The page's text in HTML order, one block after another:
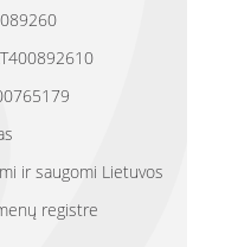
ir saugomi Lietuvos
registre